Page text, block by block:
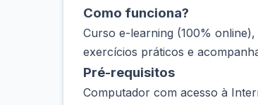
Como funciona?
Curso e-learning (100%
exercícios práticos e
Pré-requisitos
Computador com acesso à